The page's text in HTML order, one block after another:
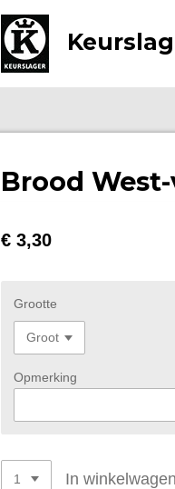
Brood
€ 3,30
Grootte
Opmerking
In winkelwagen